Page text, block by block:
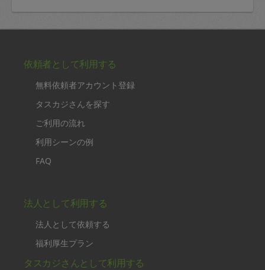
依頼者として利用する
無料依頼者アカウント登録
タスカジさんを探す
ご利用の流れ
利用シーンの例
FAQ
法人として利用する
法人として依頼する
福利厚生プラン
タスカジさんとして利用する